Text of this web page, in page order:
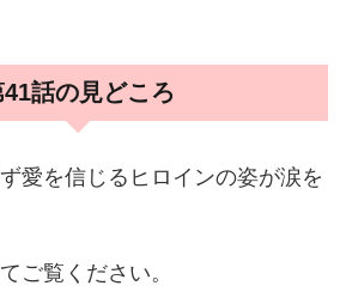
話の見どころ
愛を信じるヒロインの姿が涙を
ご覧ください。